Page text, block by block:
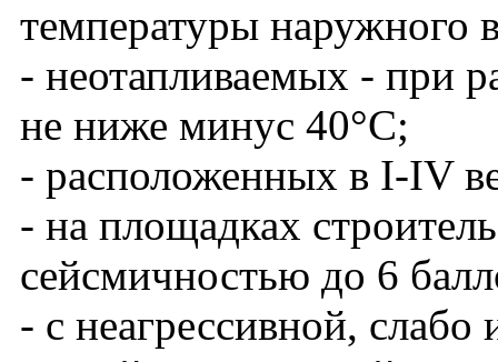
температуры наружного
- неотапливаемых - при
не ниже минус 40°С;
- расположенных в I-IV
- на площадках
сейсмичностью до 6
- с неагрессивной, слабо